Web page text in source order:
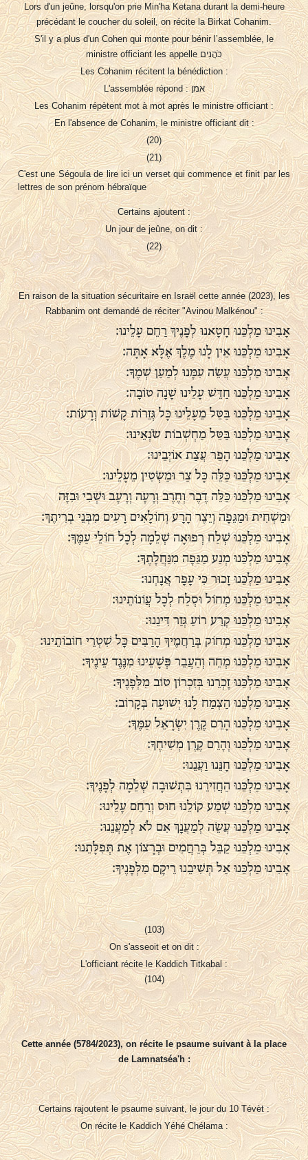
Lors d'un jeûne, lorsqu'on prie Min'ha Ketana durant la demi-heure
précédant le coucher du soleil, on récite la Birkat Cohanim.
S'il y a plus d'un Cohen qui monte pour bénir l’assemblée, le
ministre officiant les appelle כֹּהֲנִים
Les Cohanim récitent la bénédiction :
L'assemblée répond : אמן
Les Cohanim répètent mot à mot après le ministre officiant :
En l'absence de Cohanim, le ministre officiant dit :
(20)
(21)
C'est une Ségoula de lire ici un verset qui commence et finit par les
lettres de son prénom hébraïque
Certains ajoutent :
Un jour de jeûne, on dit :
(22)
En raison de la situation sécuritaire en Israël cette année (2023), les
Rabbanim ont demandé de réciter "Avinou Malkénou" :
אָבִינוּ מַלְכֵּנוּ חָטָאנוּ לְפָנֶיךָ רַחֵם עָלֵינוּ:
אָבִינוּ מַלְכֵּנוּ אֵין לָנוּ מֶלֶךְ אֶלָּא אָתָּה:
אָבִינוּ מַלְכֵּנוּ עֲשֵׂה עִמָּנוּ לְמַעַן שְׁמֶךָ:
אָבִינוּ מַלְכֵּנוּ חַדֵּשׁ עָלֵינוּ שָׁנָה טוֹבָה:
אָבִינוּ מַלְכֵּנוּ בַּטֵּל מֵעָלֵינוּ כָּל גְּזֵרוֹת קָשׁוֹת וְרָעוֹת:
אָבִינוּ מַלְכֵּנוּ בַּטֵּל מַחְשְׁבוֹת שֹׂנְאֵינוּ:
אָבִינוּ מַלְכֵּנוּ הָפֵר עֲצַת אוֹיְבֵינוּ:
אָבִינוּ מַלְכֵּנוּ כַּלֵּה כָּל צַר וּמַשְׂטִין מֵעָלֵינוּ:
אָבִינוּ מַלְכֵּנוּ כַּלֵּה דֶבֶר וְחֶרֶב וְרָעָה וְרָעָב וּשְׁבִי וּבִזָּה
וּמַשְׁחִית וּמַגֵּפָה וְיֵצֶר הָרָע וְחוֹלָאִים רָעִים מִבְּנֵי בְרִיתֶךָ:
אָבִינוּ מַלְכֵּנוּ שְׁלַח רְפוּאָה שְׁלֵמָה לְכָל חוֹלֵי עַמֶּךָ:
אָבִינוּ מַלְכֵּנוּ מְנַע מַגֵּפָה מִנַּחֲלָתֶךָ:
אָבִינוּ מַלְכֵּנוּ זָכוּר כִּי עָפָר אֲנָחְנוּ:
אָבִינוּ מַלְכֵּנוּ מְחוֹל וּסְלַח לְכָל עֲוֹנוֹתֵינוּ:
אָבִינוּ מַלְכֵּנוּ קְרַע רוֹעַ גְּזַר דִּינֵנוּ:
אָבִינוּ מַלְכֵּנוּ מְחוֹק בְּרַחֲמֶיךָ הָרַבִּים כָּל שִׁטְרֵי חוֹבוֹתֵינוּ:
אָבִינוּ מַלְכֵּנוּ מְחֵה וְהַעֲבֵר פְּשָׁעֵינוּ מִנֶּגֶד עֵינֶיךָ:
אָבִינוּ מַלְכֵּנוּ זָכְרֵנוּ בְּזִכְרוֹן טוֹב מִלְּפָנֶיךָ:
אָבִינוּ מַלְכֵּנוּ הַצְמַח לָנוּ יְשׁוּעָה בְּקָרוֹב:
אָבִינוּ מַלְכֵּנוּ הָרֵם קֶרֶן יִשְׂרָאֵל עַמֶּךָ:
אָבִינוּ מַלְכֵּנוּ וְהָרֵם קֶרֶן מְשִׁיחֶךָ:
אָבִינוּ מַלְכֵּנוּ חָנֵּנוּ וַעֲנֵנוּ:
אָבִינוּ מַלְכֵּנוּ הַחֲזִירֵנוּ בִּתְשׁוּבָה שְׁלֵמָה לְפָנֶיךָ:
אָבִינוּ מַלְכֵּנוּ שְׁמַע קוֹלֵנוּ חוּס וְרַחֵם עָלֵינוּ:
אָבִינוּ מַלְכֵּנוּ עֲשֵׂה לְמַעֲנָךְ אִם לֹא לְמַעֲנֵנוּ:
אָבִינוּ מַלְכֵּנוּ קַבֵּל בְּרַחֲמִים וּבְרָצוֹן אֶת תְּפִלָּתֵנוּ:
אָבִינוּ מַלְכֵּנוּ אַל תְּשִׁיבֵנוּ רֵיקָם מִלְּפָנֶיךָ:
(103)
On s'asseoit et on dit :
L'officiant récite le Kaddich Titkabal :
(104)
Cette année (5784/2023), on récite le psaume suivant à la place
de Lamnatséa'h :
Certains rajoutent le psaume suivant, le jour du 10 Tévèt :
On récite le Kaddich Yéhé Chélama :